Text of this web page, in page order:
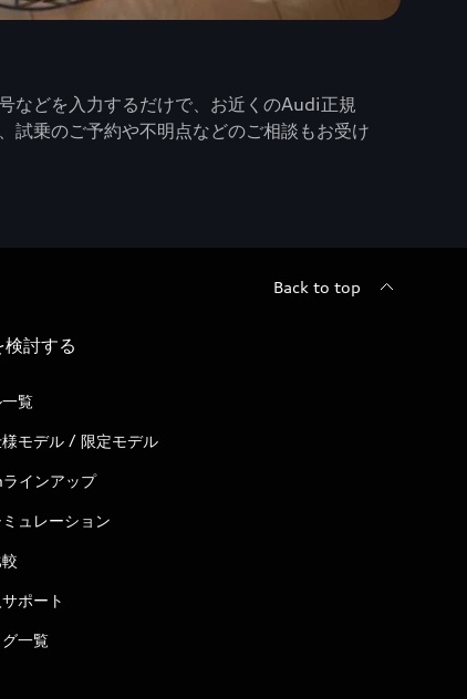
などを入力するだけで、お近くのAudi正規
試乗のご予約や不明点などのご相談もお受け
Back to top
討する
覧
モデル / 限定モデル
インアップ
ュレーション
ポート
一覧